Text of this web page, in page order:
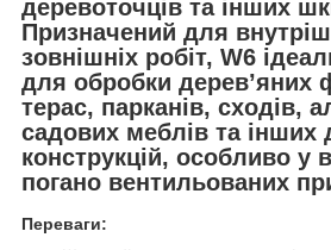
деревоточців та інших
Призначений для
зовнішніх робіт, W6
для обробки дерев’яних
терас, парканів, сходів,
садових меблів та інших
конструкцій, особливо у
погано вентильованих
Переваги: